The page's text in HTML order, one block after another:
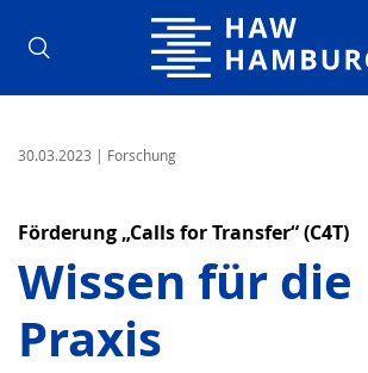
Hochschule für
30.03.2023 | Forschung
Förderung „Calls for Transfer“ (C4T)
Wissen für die
Praxis